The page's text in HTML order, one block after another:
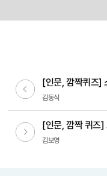
이전글
[인문, 깜짝퀴즈]
김동식
다음글
[인문, 깜짝 퀴즈]
김보영